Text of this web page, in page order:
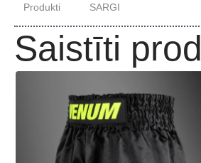
Produkti SARGI
Saistīti